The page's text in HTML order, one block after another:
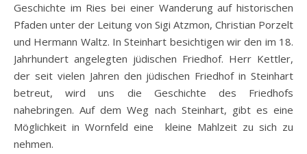
Geschichte im Ries bei einer Wanderung auf historischen
Pfaden unter der Leitung von Sigi Atzmon, Christian Porzelt
und Hermann Waltz. In Steinhart besichtigen wir den im 18.
Jahrhundert angelegten jüdischen Friedhof. Herr Kettler,
der seit vielen Jahren den jüdischen Friedhof in Steinhart
betreut, wird uns die Geschichte des Friedhofs
nahebringen. Auf dem Weg nach Steinhart, gibt es eine
Möglichkeit in Wornfeld eine kleine Mahlzeit zu sich zu
nehmen.